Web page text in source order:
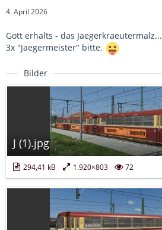
4. April 2026
Gott erhalts - das Jaegerkraeutermalz...
3x "Jaegermeister" bitte.
Bilder
J (1).jpg
294,41 kB 1.920×803 72